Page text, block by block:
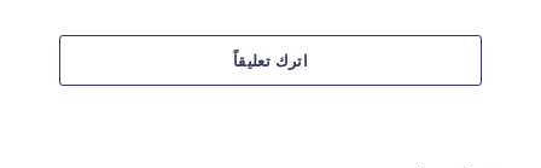
اترك تعليقاً